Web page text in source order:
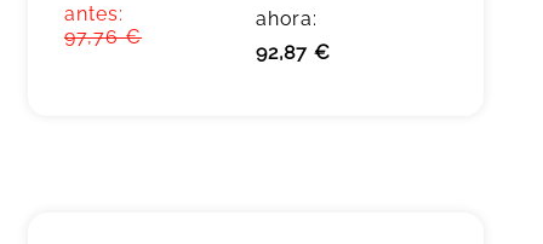
antes:
97,76 €
ahora:
92,87 €